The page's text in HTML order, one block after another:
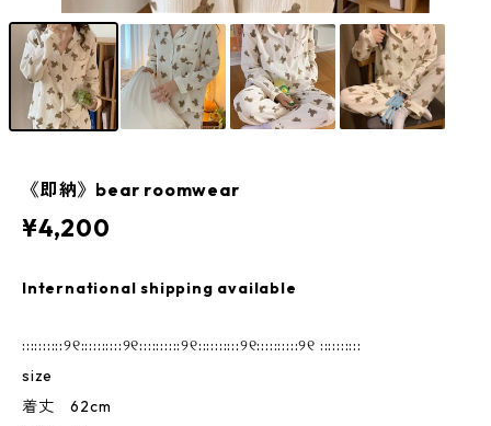
《即納》bear roomwear
¥4,200
International shipping available
::::::::::୨୧::::::::::୨୧::::::::::୨୧::::::::::୨୧::::::::::୨୧ ::::::::::
size
着丈 62cm